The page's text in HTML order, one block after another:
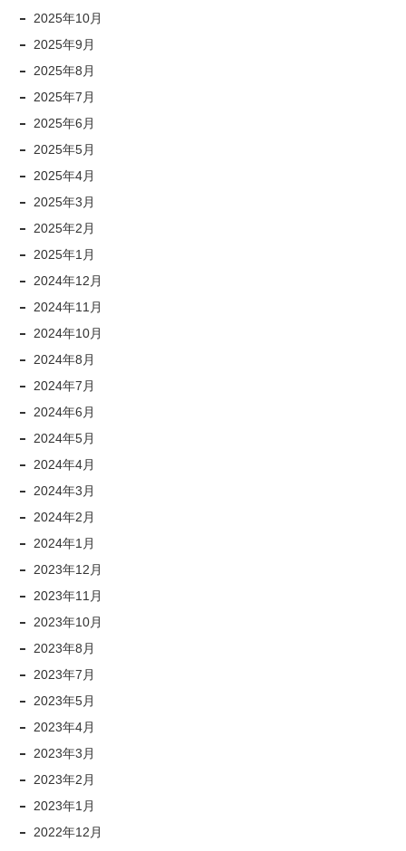
2025年10月
2025年9月
2025年8月
2025年7月
2025年6月
2025年5月
2025年4月
2025年3月
2025年2月
2025年1月
2024年12月
2024年11月
2024年10月
2024年8月
2024年7月
2024年6月
2024年5月
2024年4月
2024年3月
2024年2月
2024年1月
2023年12月
2023年11月
2023年10月
2023年8月
2023年7月
2023年5月
2023年4月
2023年3月
2023年2月
2023年1月
2022年12月